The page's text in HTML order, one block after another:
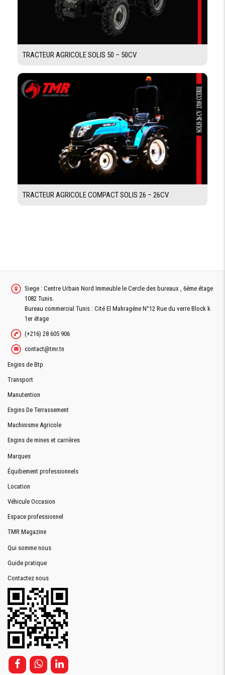
TRACTEUR AGRICOLE SOLIS 50 – 50CV
TRACTEUR AGRICOLE COMPACT SOLIS 26 – 26CV
Siege : Centre Urbain Nord Immeuble le Cercle des bureaux , 6éme étage
1082 Tunis.
Bureau commercial Tunis : Cité El Mahragéne N°12 Rue du verre Block k
1er étage
(+216) 28 605 906
contact@tmr.tn
Engins de Btp
Transport
Manutention
Engins De Terrassement
Machinisme Agricole
Engins de mines et carrières
Marques
Équibement professionnels
Location
Véhicule Occasion
Espace professionnel
TMR Magazine
Qui somme nous
Guide pratique
Contactez nous